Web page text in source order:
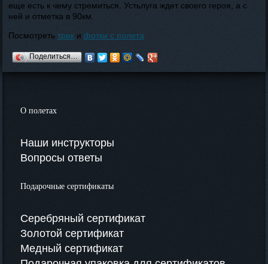
еще есть к чему стремиться. Устьлуга ждет своего героя, а с
ней и отметка в 90км.
Посмотреть трек и фотки с полета
Поделиться…
О полетах
Наши инструкторы
Вопросы ответы
Подарочные сертификаты
Серебряный сертификат
Золотой сертификат
Медный сертификат